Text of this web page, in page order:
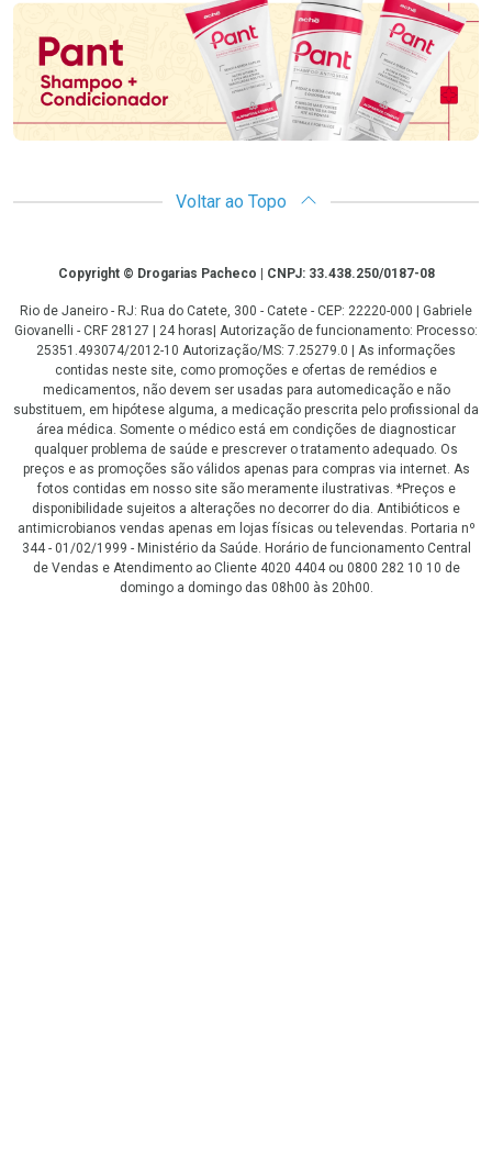
Voltar ao Topo
CopyrightCopyright © Drogarias Pacheco | CNPJ: 33.438.250/0187-08
Rio de Janeiro - RJ: Rua do Catete, 300 - Catete - CEP: 22220-000 | Gabriele
Giovanelli - CRF 28127 | 24 horas| Autorização de funcionamento: Processo:
25351.493074/2012-10 Autorização/MS: 7.25279.0 | As informações
contidas neste site, como promoções e ofertas de remédios e
medicamentos, não devem ser usadas para automedicação e não
substituem, em hipótese alguma, a medicação prescrita pelo profissional da
área médica. Somente o médico está em condições de diagnosticar
qualquer problema de saúde e prescrever o tratamento adequado. Os
preços e as promoções são válidos apenas para compras via internet. As
fotos contidas em nosso site são meramente ilustrativas. *Preços e
disponibilidade sujeitos a alterações no decorrer do dia. Antibióticos e
antimicrobianos vendas apenas em lojas físicas ou televendas. Portaria nº
344 - 01/02/1999 - Ministério da Saúde. Horário de funcionamento Central
de Vendas e Atendimento ao Cliente 4020 4404 ou 0800 282 10 10 de
domingo a domingo das 08h00 às 20h00.